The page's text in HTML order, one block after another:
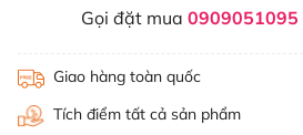
Gọi đặt mua 0909051095
Giao hàng toàn quốc
Tích điểm tất cả sản phẩm